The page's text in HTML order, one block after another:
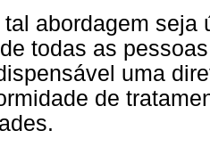
tal abordagem
todas as
uma
de